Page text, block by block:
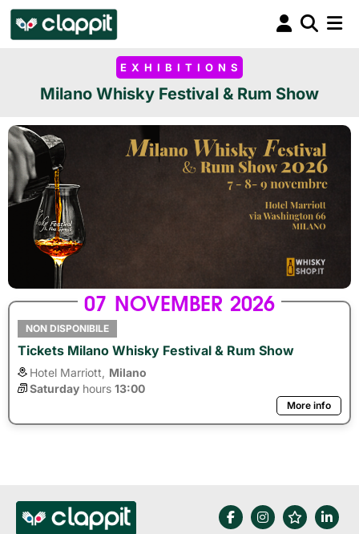
EXHIBITIONS
Milano Whisky Festival & Rum Show
07 NOVEMBER 2026
NON DISPONIBILE
Tickets Milano Whisky Festival & Rum Show
Hotel Marriott,
Milano
Saturday hours 13:00
More info